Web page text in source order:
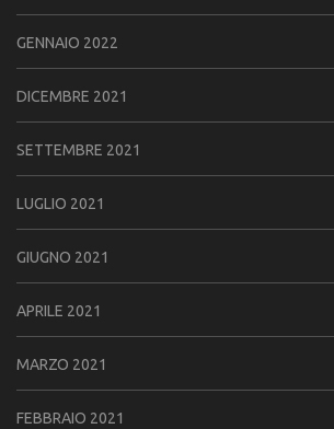
GENNAIO 2022
DICEMBRE 2021
SETTEMBRE 2021
LUGLIO 2021
GIUGNO 2021
APRILE 2021
MARZO 2021
FEBBRAIO 2021